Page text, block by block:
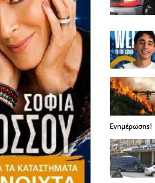
Ενημέρωσης!